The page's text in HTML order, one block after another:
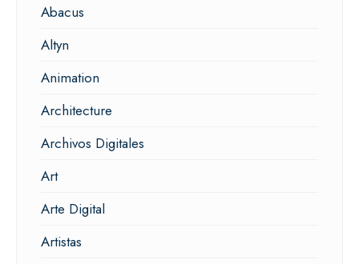
Abacus
Altyn
Animation
Architecture
Archivos Digitales
Art
Arte Digital
Artistas